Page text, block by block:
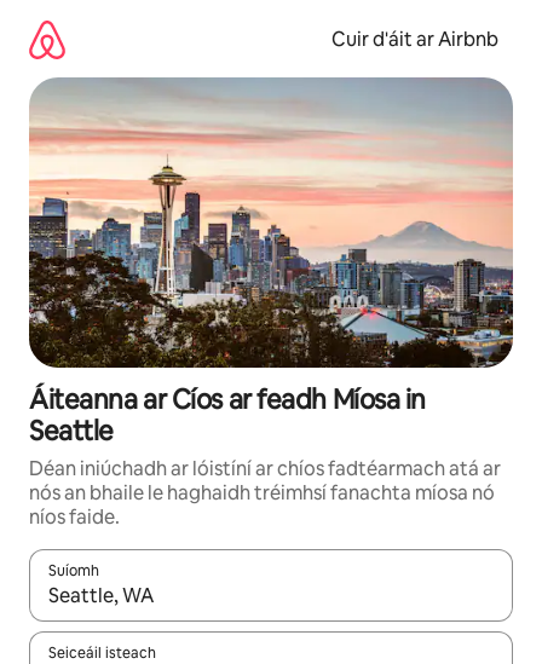
chuig
ábhar
Cuir d'áit ar Airbnb
Áiteanna ar Cíos ar feadh Míosa in
Seattle
Déan iniúchadh ar lóistíní ar chíos fadtéarmach atá ar
nós an bhaile le haghaidh tréimhsí fanachta míosa nó
níos faide.
Suíomh
Nuair a bheidh torthaí ar fáil, déan nascleanúint le
Seiceáil isteach